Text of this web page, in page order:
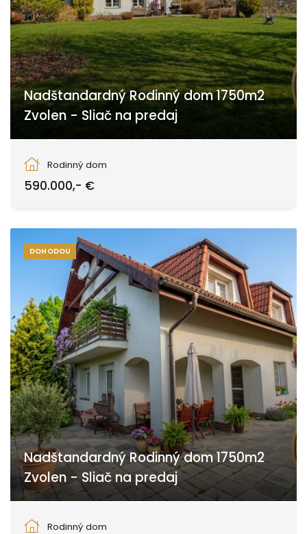
Nadštandardný Rodinný dom 1750m2
Zvolen - Sliač na predaj
Rodinný dom
590.000,- €
DOHODOU
Nadštandardný Rodinný dom 1750m2
Zvolen - Sliač na predaj
Rodinný dom